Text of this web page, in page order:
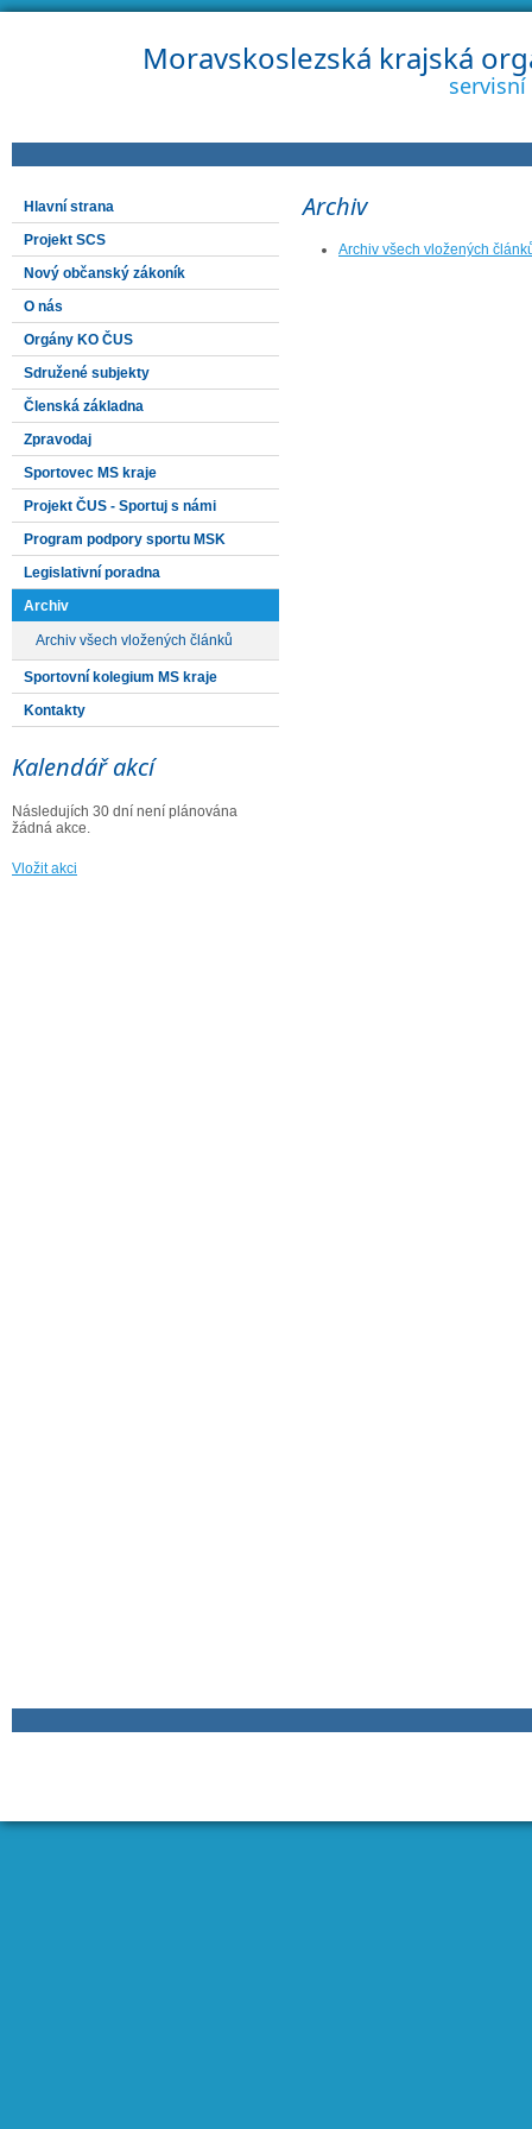
Moravskoslezská krajská
Hlavní strana
Projekt SCS
Nový občanský zákoník
O nás
Orgány KO ČUS
Sdružené subjekty
Členská základna
Zpravodaj
Sportovec MS kraje
Projekt ČUS - Sportuj s námi
Program podpory sportu MSK
Legislativní poradna
Archiv
Archiv všech vložených článků
Sportovní kolegium MS kraje
Kontakty
Kalendář akcí
Následujích 30 dní není plánována
žádná akce.
Vložit akci
Archiv
Archiv všech vložených